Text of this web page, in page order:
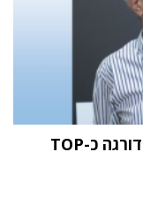
מחקר STKI השנתי: וואן טכנולוגיות דורגה כ-TOP